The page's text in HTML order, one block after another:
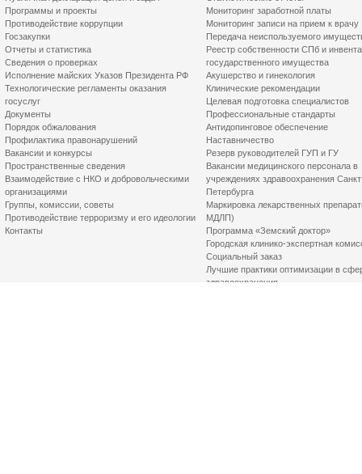
Программы и проекты
Противодействие коррупции
Госзакупки
Отчеты и статистика
Сведения о проверках
Исполнение майских Указов Президента РФ
Технологические регламенты оказания
госуслуг
Документы
Порядок обжалования
Профилактика правонарушений
Вакансии и конкурсы
Пространственные сведения
Взаимодействие с НКО и добровольческими
организациями
Группы, комиссии, советы
Противодействие терроризму и его идеологии
Контакты
Мониторинг заработной платы
Мониторинг записи на прием к врачу
Передача неиспользуемого
Реестр собственности СПб и
государственного имущества
Акушерство и гинекология
Клинические рекомендации
Целевая подготовка специалистов
Профессиональные стандарты
Антидопинговое обеспечение
Наставничество
Резерв руководителей ГУП и ГУ
Вакансии медицинского персонала в
учреждениях здравоохранения
Петербурга
Маркировка лекарственных
МДЛП)
Программа «Земский доктор»
Городская клинико-экспертная
Социальный заказ
Лучшие практики оптимизации в
здравоохранения